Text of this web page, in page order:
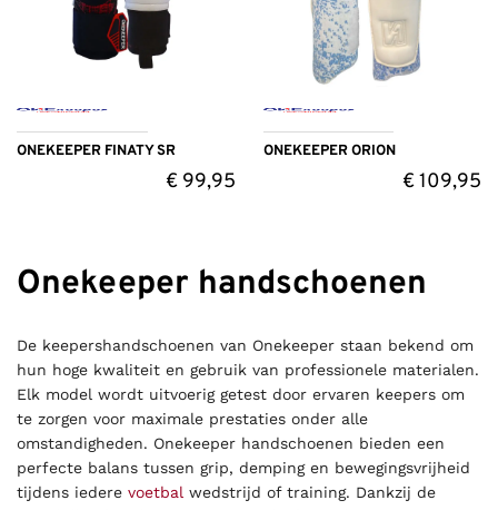
ONEKEEPER FINATY SR
€99,95
ONEKEEPER ORION
€109,95
Onekeeper handschoenen
De keepershandschoenen van Onekeeper staan bekend om
hun hoge kwaliteit en gebruik van professionele materialen.
Elk model wordt uitvoerig getest door ervaren keepers om
te zorgen voor maximale prestaties onder alle
omstandigheden. Onekeeper handschoenen bieden een
perfecte balans tussen grip, demping en bewegingsvrijheid
tijdens iedere voetbal wedstrijd of training. Dankzij de